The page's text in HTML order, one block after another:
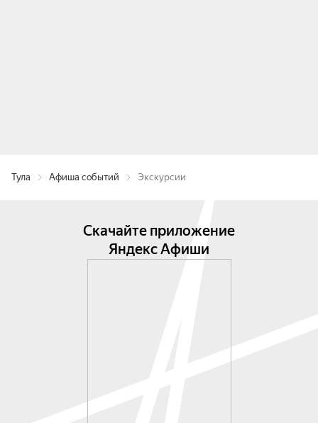
Тула Афиша событий Экскурсии
Скачайте приложение
Яндекс Афиши